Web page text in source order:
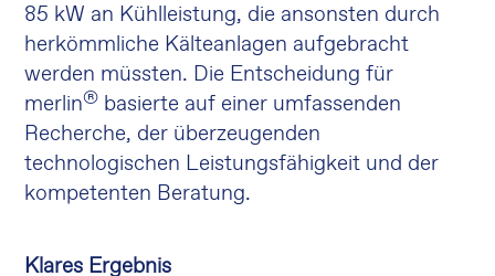
85 kW an Kühlleistung, die ansonsten durch
herkömmliche Kälteanlagen aufgebracht
werden müssten. Die Entscheidung für
merlin® basierte auf einer umfassenden
Recherche, der überzeugenden
technologischen Leistungsfähigkeit und der
kompetenten Beratung.
Klares Ergebnis